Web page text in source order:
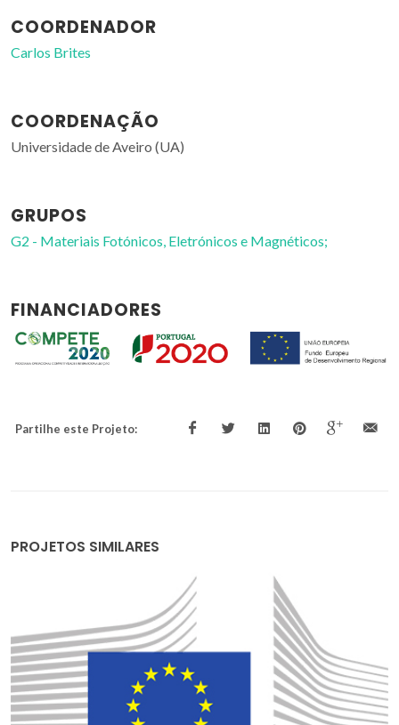
COORDENADOR
Carlos Brites
COORDENAÇÃO
Universidade de Aveiro (UA)
GRUPOS
G2 - Materiais Fotónicos, Eletrónicos e Magnéticos;
FINANCIADORES
Partilhe este Projeto:
PROJETOS SIMILARES